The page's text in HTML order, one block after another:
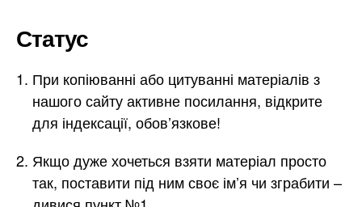
Статус
При копіюванні або цитуванні матеріалів з
нашого сайту активне посилання, відкрите
для індексації, обов’язкове!
Якщо дуже хочеться взяти матеріал просто
так, поставити під ним своє ім’я чи зграбити –